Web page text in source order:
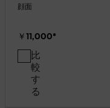
顔面
￥11,000*
比
較
す
る